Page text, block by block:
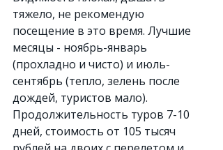
тяжело, не рекомендую
посещение в это время. Лучшие
месяцы - ноябрь-январь
(прохладно и чисто) и июль-
сентябрь (тепло, зелень после
дождей, туристов мало).
Продолжительность туров 7-10
дней, стоимость от 105 тысяч